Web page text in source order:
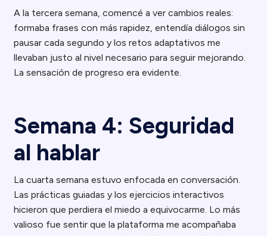
A la tercera semana, comencé a ver cambios reales:
formaba frases con más rapidez, entendía diálogos sin
pausar cada segundo y los retos adaptativos me
llevaban justo al nivel necesario para seguir mejorando.
La sensación de progreso era evidente.
Semana 4: Seguridad
al hablar
La cuarta semana estuvo enfocada en conversación.
Las prácticas guiadas y los ejercicios interactivos
hicieron que perdiera el miedo a equivocarme. Lo más
valioso fue sentir que la plataforma me acompañaba